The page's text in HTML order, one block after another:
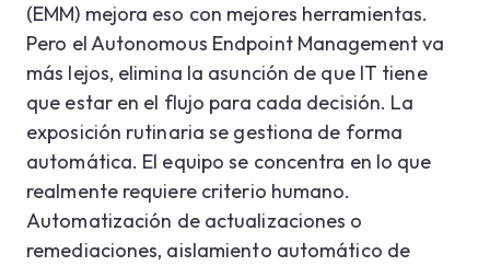
(EMM) mejora eso con mejores herramientas.
Pero el Autonomous Endpoint Management va
más lejos, elimina la asunción de que IT tiene
que estar en el flujo para cada decisión. La
exposición rutinaria se gestiona de forma
automática. El equipo se concentra en lo que
realmente requiere criterio humano.
Automatización de actualizaciones o
remediaciones, aislamiento automático de